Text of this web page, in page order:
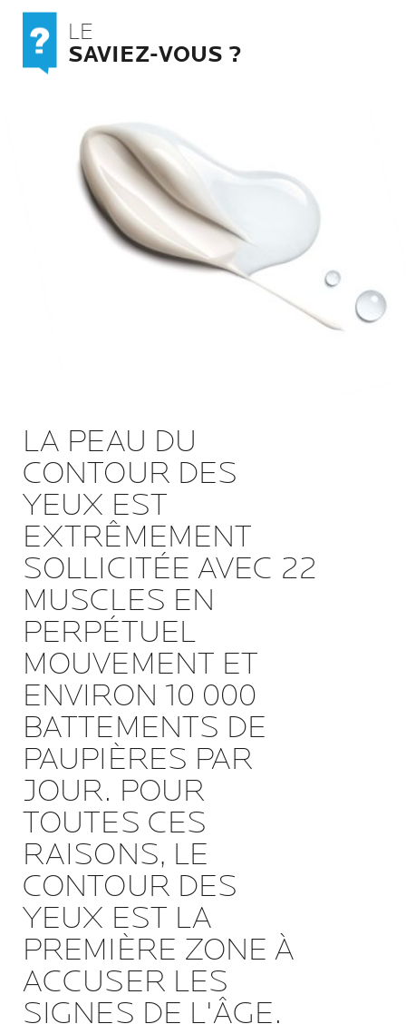
LE
SAVIEZ-VOUS ?
LA PEAU DU
CONTOUR DES
YEUX EST
EXTRÊMEMENT
SOLLICITÉE AVEC 22
MUSCLES EN
PERPÉTUEL
MOUVEMENT ET
ENVIRON 10 000
BATTEMENTS DE
PAUPIÈRES PAR
JOUR. POUR
TOUTES CES
RAISONS, LE
CONTOUR DES
YEUX EST LA
PREMIÈRE ZONE À
ACCUSER LES
SIGNES DE L'ÂGE.